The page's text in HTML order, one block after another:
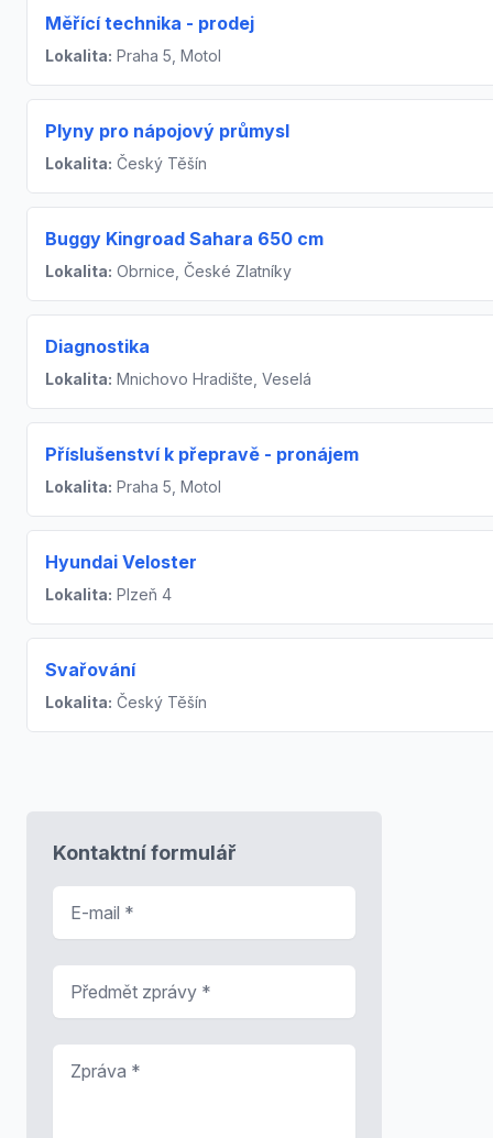
Měřící technika - prodej
Lokalita: Praha 5, Motol
Plyny pro nápojový průmysl
Lokalita: Český Těšín
Buggy Kingroad Sahara 650 cm
Lokalita: Obrnice, České Zlatníky
Diagnostika
Lokalita: Mnichovo Hradište, Veselá
Příslušenství k přepravě - pronájem
Lokalita: Praha 5, Motol
Hyundai Veloster
Lokalita: Plzeň 4
Svařování
Lokalita: Český Těšín
Kontaktní formulář